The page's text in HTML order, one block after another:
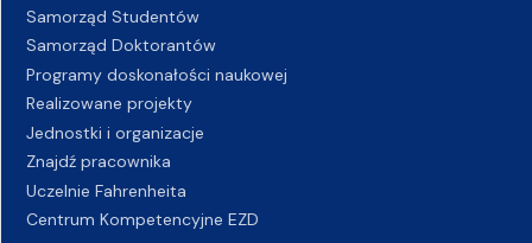
Samorząd Studentów
Samorząd Doktorantów
Programy doskonałości naukowej
Realizowane projekty
Jednostki i organizacje
Znajdź pracownika
Uczelnie Fahrenheita
Centrum Kompetencyjne EZD